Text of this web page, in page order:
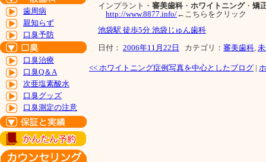
歯周病
親知らず
口臭予防
口臭治療
口臭Q＆A
次亜塩素酸水
口臭グッズ
口臭測定の注意
インプラント・ 審美歯科・ ホワイトニング・ 矯
http://www.8877.info/←こちらをクリック
池袋駅 徒歩5分 池袋じゅん歯科
日付： 2006年11月22日 カテゴリ： 審美歯科
<< ホワイトニング症例写真を中心としたブログ |